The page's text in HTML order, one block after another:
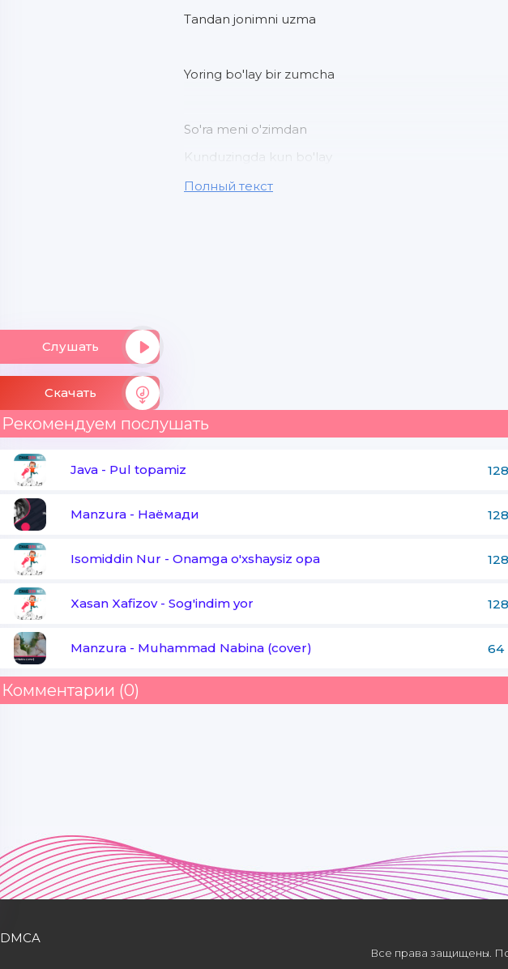
Слушать
Скачать
Tandan jonimni uzma
Yoring bo'lay bir zumcha
So'ra meni o'zimdan
Kunduzingda kun bo'lay
Seni ustunsan jonimdan
Полный текст
Рекомендуем послушать
Java - Pul topamiz
Manzura - Наёмади
Isomiddin Nur - Onamga o'xshaysiz opa
Xasan Xafizov- Sog'indim yor
Manzura - Muhammad Nabina (cover) 64
Комментарии (0)
DMCA
Все права защищены.